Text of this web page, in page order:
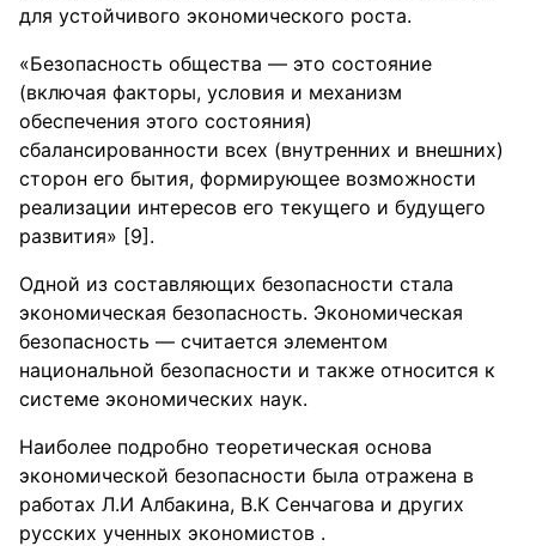
для устойчивого экономического роста.
«Безопасность общества — это состояние
(включая факторы, условия и механизм
обеспечения этого состояния)
сбалансированности всех (внутренних и внешних)
сторон его бытия, формирующее возможности
реализации интересов его текущего и будущего
развития» [9].
Одной из составляющих безопасности стала
экономическая безопасность. Экономическая
безопасность — считается элементом
национальной безопасности и также относится к
системе экономических наук.
Наиболее подробно теоретическая основа
экономической безопасности была отражена в
работах Л.И Албакина, В.К Сенчагова и других
русских ученных экономистов .